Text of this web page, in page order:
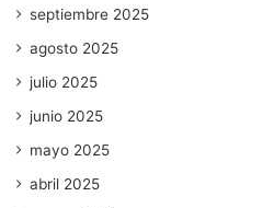
septiembre 2025
agosto 2025
julio 2025
junio 2025
mayo 2025
abril 2025